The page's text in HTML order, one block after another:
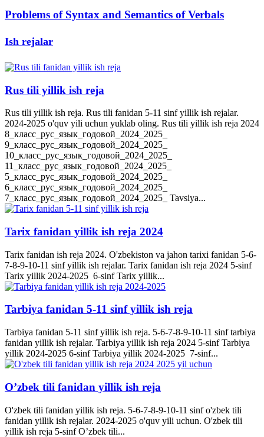
Problems of Syntax and Semantics of Verbals
Ish rejalar
Rus tili yillik ish reja
Rus tili yillik ish reja. Rus tili fanidan 5-11 sinf yillik ish rejalar.
2024-2025 o'quv yili uchun yuklab oling. Rus tili yillik ish reja 2024
8_класс_рус_язык_годовой_2024_2025_
9_класс_рус_язык_годовой_2024_2025_
10_класс_рус_язык_годовой_2024_2025_
11_класс_рус_язык_годовой_2024_2025_
5_класс_рус_язык_годовой_2024_2025_
6_класс_рус_язык_годовой_2024_2025_
7_класс_рус_язык_годовой_2024_2025_ Tavsiya...
Tarix fanidan yillik ish reja 2024
Tarix fanidan ish reja 2024. O'zbekiston va jahon tarixi fanidan 5-6-
7-8-9-10-11 sinf yillik ish rejalar. Tarix fanidan ish reja 2024 5-sinf
Tarix yillik 2024-2025 6-sinf Tarix yillik...
Tarbiya fanidan 5-11 sinf yillik ish reja
Tarbiya fanidan 5-11 sinf yillik ish reja. 5-6-7-8-9-10-11 sinf tarbiya
fanidan yillik ish rejalar. Tarbiya yillik ish reja 2024 5-sinf Tarbiya
yillik 2024-2025 6-sinf Tarbiya yillik 2024-2025 7-sinf...
O’zbek tili fanidan yillik ish reja
O'zbek tili fanidan yillik ish reja. 5-6-7-8-9-10-11 sinf o'zbek tili
fanidan yillik ish rejalar. 2024-2025 o'quv yili uchun. O'zbek tili
yillik ish reja 5-sinf O’zbek tili...